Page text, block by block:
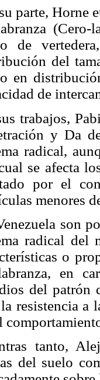
parte, Horne
(Cero-
de
del
en
de
trabajos,
y Da
radical,
se afecta
por el
menores
son
radical del
o
en
del patrón
resistencia a
tanto,
del suelo